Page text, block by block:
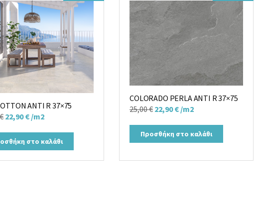
ANTI R 37×75
€ Original
was:
25,00 €.
22,90€Η
τιμή
είναι:
22,90 €.
/m2
στο καλάθι
COLORADO PERLA ANTI R 37×75
25,00€ Original
was:
25,00 €.
22,90€Η
τιμή
είναι:
/m2
Προσθήκη στο καλάθι